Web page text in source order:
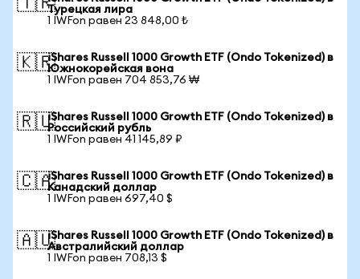
🇹🇷Турецкая лира
1 IWFon равен 23 848,00 ₺
🇰🇷iShares Russell 1000 Growth ETF (Ondo Tokenized) в
Южнокорейская вона
1 IWFon равен 704 853,76 ₩
🇷🇺iShares Russell 1000 Growth ETF (Ondo Tokenized) в
Российский рубль
1 IWFon равен 41 145,89 ₽
🇨🇦iShares Russell 1000 Growth ETF (Ondo Tokenized) в
Канадский доллар
1 IWFon равен 697,40 $
🇦🇺iShares Russell 1000 Growth ETF (Ondo Tokenized) в
Австралийский доллар
1 IWFon равен 708,13 $